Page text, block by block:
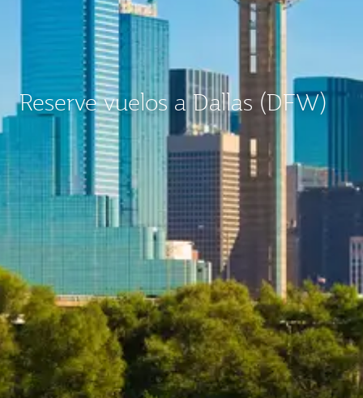
Reserve vuelos a Dallas (DFW)